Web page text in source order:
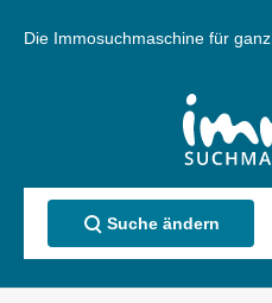
Die Immosuchmaschine für ganz
Suche ändern